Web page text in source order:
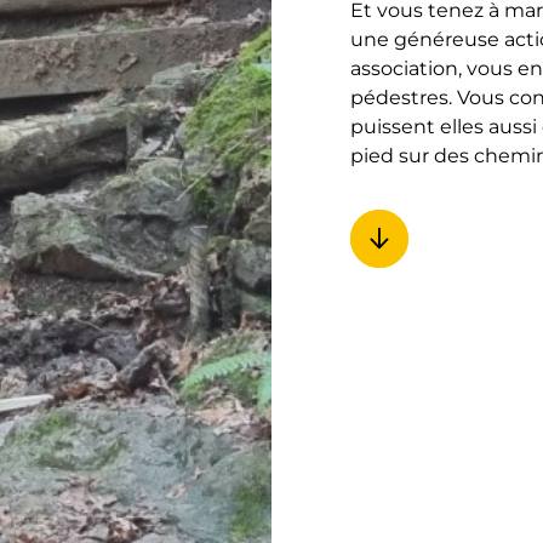
Et vous tenez à
une généreuse
association, vous
pédestres. Vous
puissent elles
pied sur des